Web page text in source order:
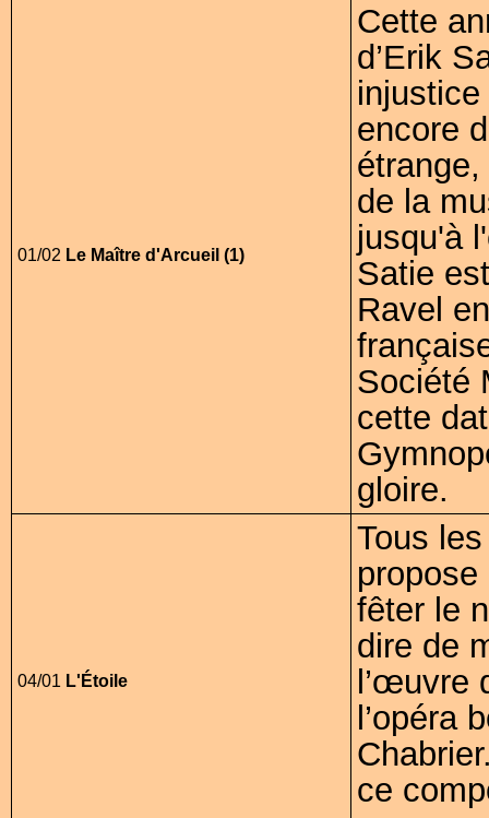
01/02 Le Maître d'Arcueil (1)
Cette
d’Erik
injustice
encore
étrange,
de la
jusqu'à
Satie
Ravel
Société
cette
gloire.
04/01 L'Étoile
Tous
fêter le
dire de
l’œuvre
l’opéra
ce